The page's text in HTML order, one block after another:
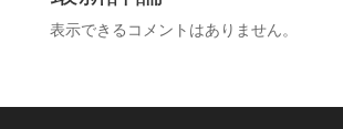
表示できるコメントはありません。